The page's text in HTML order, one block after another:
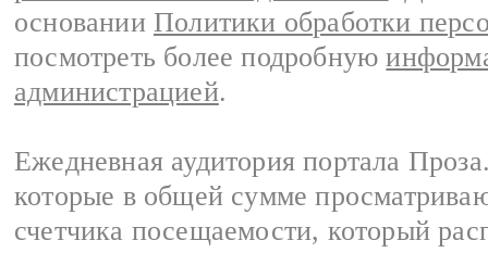
основании Политики обработки
посмотреть более подробную
администрацией.
Ежедневная аудитория портала
которые в общей сумме
счетчика посещаемости, который